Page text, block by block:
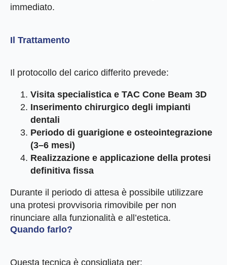
immediato.
Il Trattamento
Il protocollo del carico differito prevede:
Visita specialistica e TAC Cone Beam 3D
Inserimento chirurgico degli impianti
dentali
Periodo di guarigione e osteointegrazione
(3–6 mesi)
Realizzazione e applicazione della protesi
definitiva fissa
Durante il periodo di attesa è possibile utilizzare
una protesi provvisoria rimovibile per non
rinunciare alla funzionalità e all’estetica.
Quando farlo?
Questa tecnica è consigliata per: